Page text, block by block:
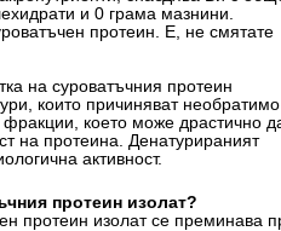
и 0 грама мазнини.
протеин. Е, не смятате
на суроватъчния протеин
които причиняват необратимо
което може драстично
на протеина. Денатурираният
активност.
протеин изолат?
протеин изолат се преминава